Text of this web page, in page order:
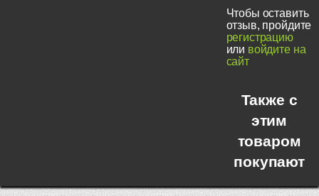
Чтобы оставить
отзыв, пройдите
регистрацию
или войдите на
сайт
Также с
этим
товаром
покупают